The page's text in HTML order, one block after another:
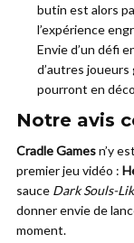
butin est alors
l’expérience
Envie d’un défi
d’autres joueurs
pourront en
Notre avis
Cradle Gamesn’y
premier jeu vidéo :
sauce Dark Souls-
donner envie de
moment.